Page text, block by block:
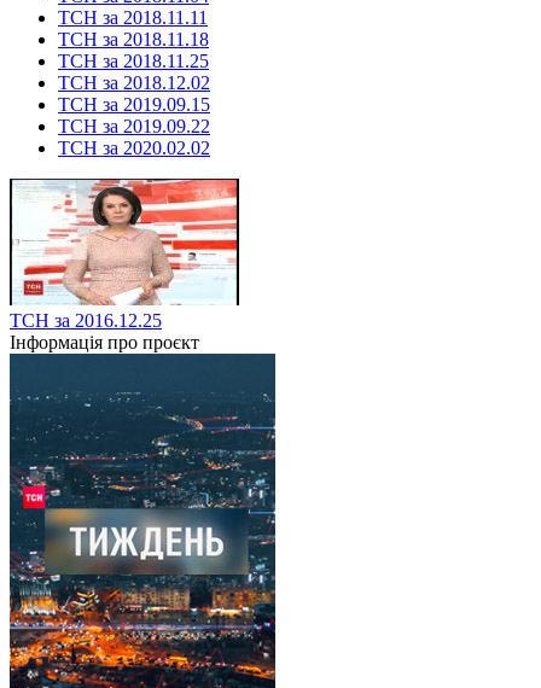
ТСН за 2018.11.11
ТСН за 2018.11.18
ТСН за 2018.11.25
ТСН за 2018.12.02
ТСН за 2019.09.15
ТСН за 2019.09.22
ТСН за 2020.02.02
ТСН за 2016.12.25
Інформація про проєкт